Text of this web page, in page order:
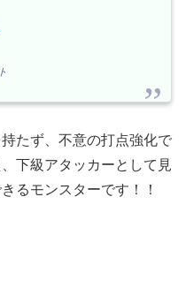
たず、不意の打点強化で
下級アタッカーとして見
るモンスターです！！